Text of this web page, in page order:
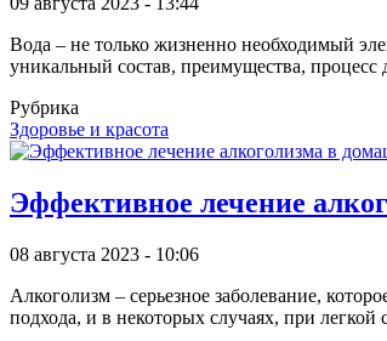
Вода – не только жизненно необходимый
уникальный состав, преимущества, процесс
Рубрика
Здоровье и красота
Эффективное лечение
08 августа 2023 - 10:06
Алкоголизм – серьезное заболевание,
подхода, и в некоторых случаях, при